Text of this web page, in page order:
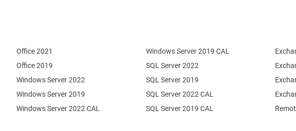
Office 2021
Office 2019
Windows Server 2022
Windows Server 2019
SQL Server 2022
SQL Server 2019
Windows Server 2022 CAL
Windows Server 2019 CAL
SQL Server 2022 CAL
SQL Server 2019 CAL